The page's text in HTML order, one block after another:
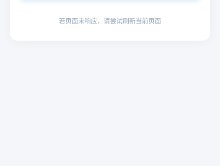
若页面未响应，请尝试刷新当前页面